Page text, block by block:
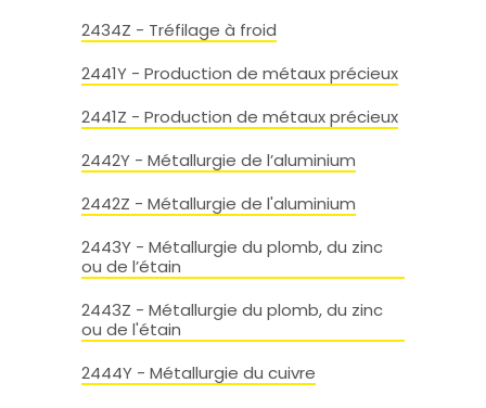
2434Z - Tréfilage à froid
2441Y - Production de métaux précieux
2441Z - Production de métaux précieux
2442Y - Métallurgie de l’aluminium
2442Z - Métallurgie de l'aluminium
2443Y - Métallurgie du plomb, du zinc
ou de l’étain
2443Z - Métallurgie du plomb, du zinc
ou de l'étain
2444Y - Métallurgie du cuivre